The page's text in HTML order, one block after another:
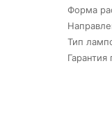
Форма
Тип
Гарантия